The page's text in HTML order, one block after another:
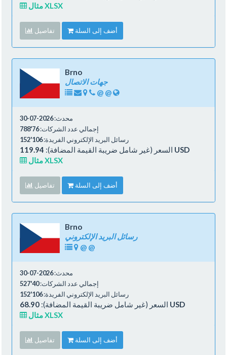
مثال XLSX
تفاصيل أضف إلى السلة
Brno
جهات الاتصال
@ @
محدث:2026-07-30
إجمالي عدد الشركات:76'788
رسائل البريد الإلكتروني الفريدة:106'152
السعر (غير شامل ضريبة القيمة المضافة): 119.94 USD
مثال XLSX
تفاصيل أضف إلى السلة
Brno
رسائل البريد الإلكتروني
@ @
محدث:2026-07-30
إجمالي عدد الشركات:40'527
رسائل البريد الإلكتروني الفريدة:106'152
السعر (غير شامل ضريبة القيمة المضافة): 68.90 USD
مثال XLSX
تفاصيل أضف إلى السلة